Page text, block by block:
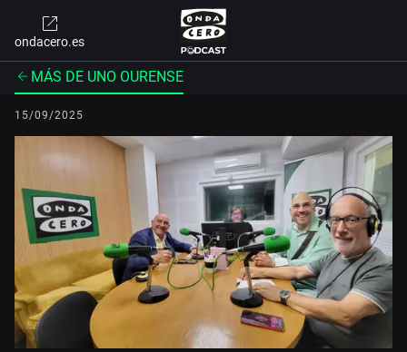
ondacero.es
MÁS DE UNO OURENSE
15/09/2025